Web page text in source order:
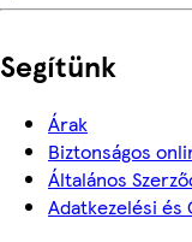
Segítünk
Árak
Biztonságos
Általános
Adatkezelési és